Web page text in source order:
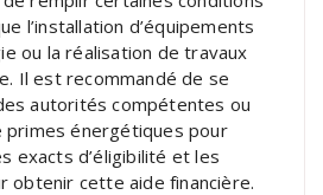
l’installation d’équipements
ou la réalisation de travaux
Il est recommandé de se
autorités compétentes ou
primes énergétiques pour
exacts d’éligibilité et les
obtenir cette aide financière.